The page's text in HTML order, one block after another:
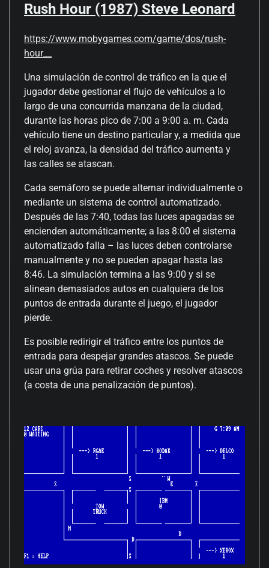
Rush Hour (1987) Steve Leonard
https://www.mobygames.com/game/dos/rush-
hour__
Una simulación de control de tráfico en la que el
jugador debe gestionar el flujo de vehículos a lo
largo de una concurrida manzana de la ciudad,
durante las horas pico de 7:00 a 9:00 a. m. Cada
vehículo tiene un destino particular y, a medida que
el reloj avanza, la densidad del tráfico aumenta y
las calles se atascan.
Cada semáforo se puede alternar individualmente o
mediante un sistema de control automatizado.
Después de las 7:40, todas las luces apagadas se
encienden automáticamente; a las 8:00 el sistema
automatizado falla – las luces deben controlarse
manualmente y no se pueden apagar hasta las
8:46. La simulación termina a las 9:00 y si se
alinean demasiados autos en cualquiera de los
puntos de entrada durante el juego, el jugador
pierde.
Es posible redirigir el tráfico entre los puntos de
entrada para despejar grandes atascos. Se puede
usar una grúa para retirar coches y resolver atascos
(a costa de una penalización de puntos).